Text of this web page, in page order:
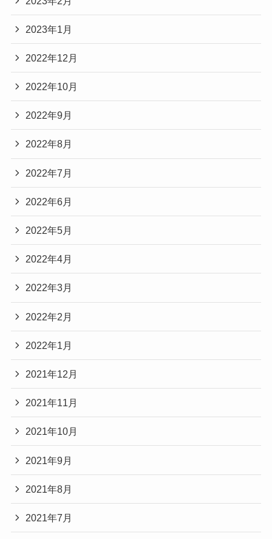
2023年1月
2022年12月
2022年10月
2022年9月
2022年8月
2022年7月
2022年6月
2022年5月
2022年4月
2022年3月
2022年2月
2022年1月
2021年12月
2021年11月
2021年10月
2021年9月
2021年8月
2021年7月